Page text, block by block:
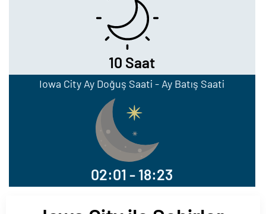
10 Saat
Iowa City Ay Doğuş Saati - Ay Batış Saati
02:01 - 18:23